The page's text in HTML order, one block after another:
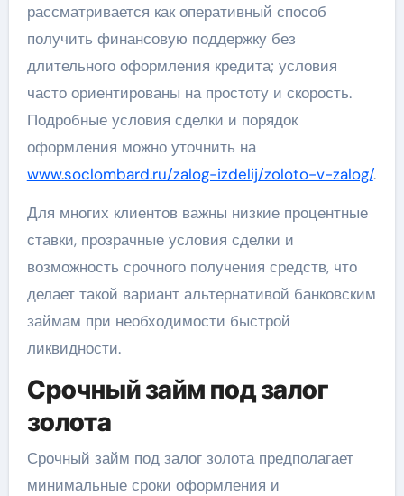
рассматривается как оперативный способ
получить финансовую поддержку без
длительного оформления кредита; условия
часто ориентированы на простоту и скорость.
Подробные условия сделки и порядок
оформления можно уточнить на
www.soclombard.ru/zalog-izdelij/zoloto-v-zalog/.
Для многих клиентов важны низкие процентные
ставки, прозрачные условия сделки и
возможность срочного получения средств, что
делает такой вариант альтернативой банковским
займам при необходимости быстрой
ликвидности.
Срочный займ под залог
золота
Срочный займ под залог золота предполагает
минимальные сроки оформления и